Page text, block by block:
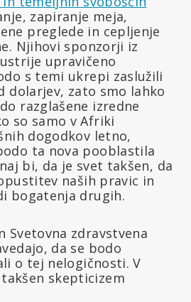
zapiranje meja,
preglede in cepljenje
Njihovi sponzorji iz
upravičeno
s temi ukrepi zaslužili
dolarjev, zato smo lahko
razglašene izredne
so samo v Afriki
dogodkov letno,
ta nova pooblastila
bi, da je svet takšen, da
naših pravic in
bogatenja drugih.
Svetovna zdravstvena
da se bodo
o tej nelogičnosti. V
skepticizem